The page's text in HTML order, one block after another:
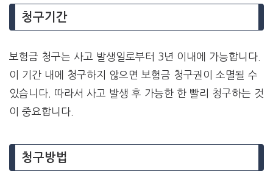
청구기간
보험금 청구는 사고 발생일로부터 3년 이내에 가능합니다.
이 기간 내에 청구하지 않으면 보험금 청구권이 소멸될 수
있습니다. 따라서 사고 발생 후 가능한 한 빨리 청구하는 것
이 중요합니다.
청구방법